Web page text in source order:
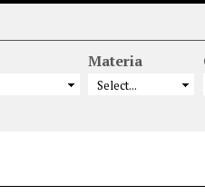
Materia